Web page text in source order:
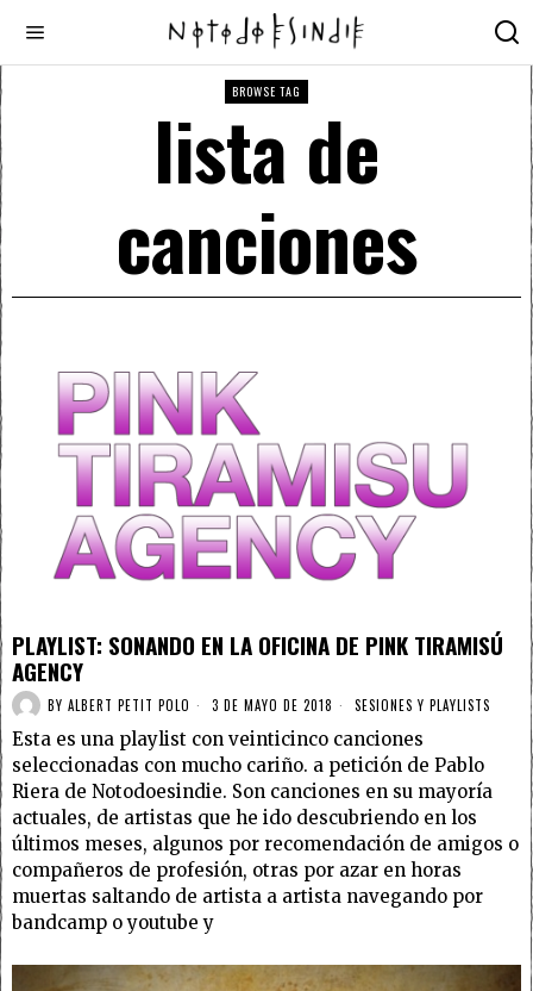
BROWSE TAG
lista de
canciones
PLAYLIST: SONANDO EN LA OFICINA DE PINK TIRAMISÚ
AGENCY
BY ALBERT PETIT POLO 3 DE MAYO DE 2018 SESIONES Y PLAYLISTS
Esta es una playlist con veinticinco canciones
seleccionadas con mucho cariño. a petición de Pablo
Riera de Notodoesindie. Son canciones en su mayoría
actuales, de artistas que he ido descubriendo en los
últimos meses, algunos por recomendación de amigos o
compañeros de profesión, otras por azar en horas
muertas saltando de artista a artista navegando por
bandcamp o youtube y